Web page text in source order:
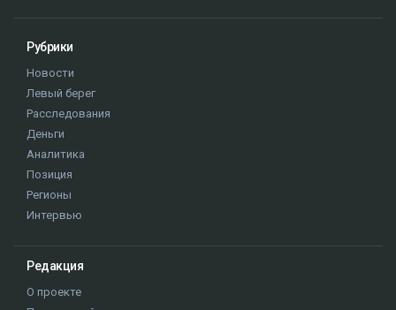
Рубрики
Новости
Левый берег
Расследования
Деньги
Аналитика
Позиция
Регионы
Интервью
Редакция
О проекте